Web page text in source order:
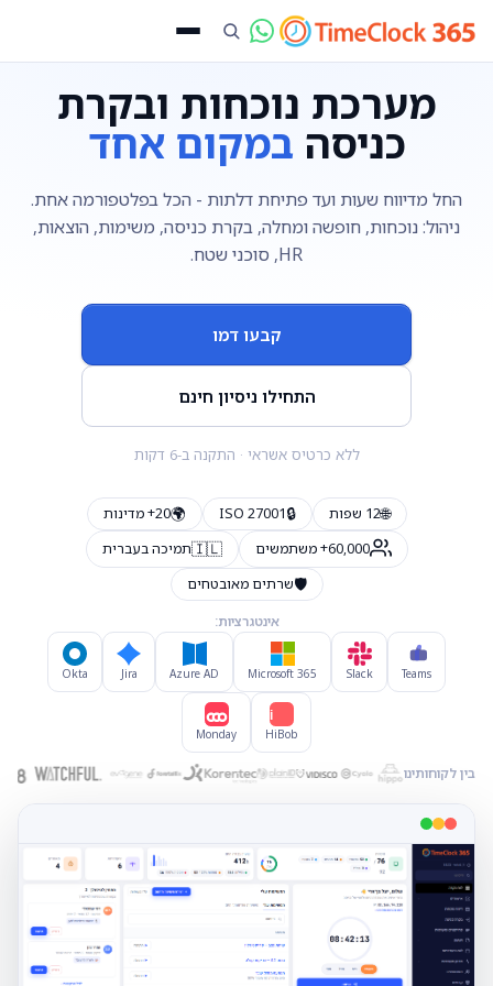
מערכת נוכחות ובקרת
כניסה במקום אחד
החל מדיווח שעות ועד פתיחת דלתות - הכל בפלטפורמה אחת.
ניהול: נוכחות, חופשה ומחלה, בקרת כניסה, משימות, הוצאות,
HR, סוכני שטח.
קבעו דמו
התחילו ניסיון חינם
ללא כרטיס אשראי · התקנה ב-6 דקות
🌐12 שפות 🔒
ISO 27001
🌍20+ מדינות
60,000+ משתמשים
🇮🇱תמיכה בעברית
🛡️שרתים מאובטחים
אינטגרציות:
Teams
Slack
Microsoft 365
Azure AD
Jira
Okta
Hi
HiBob
Monday
בין לקוחותינו